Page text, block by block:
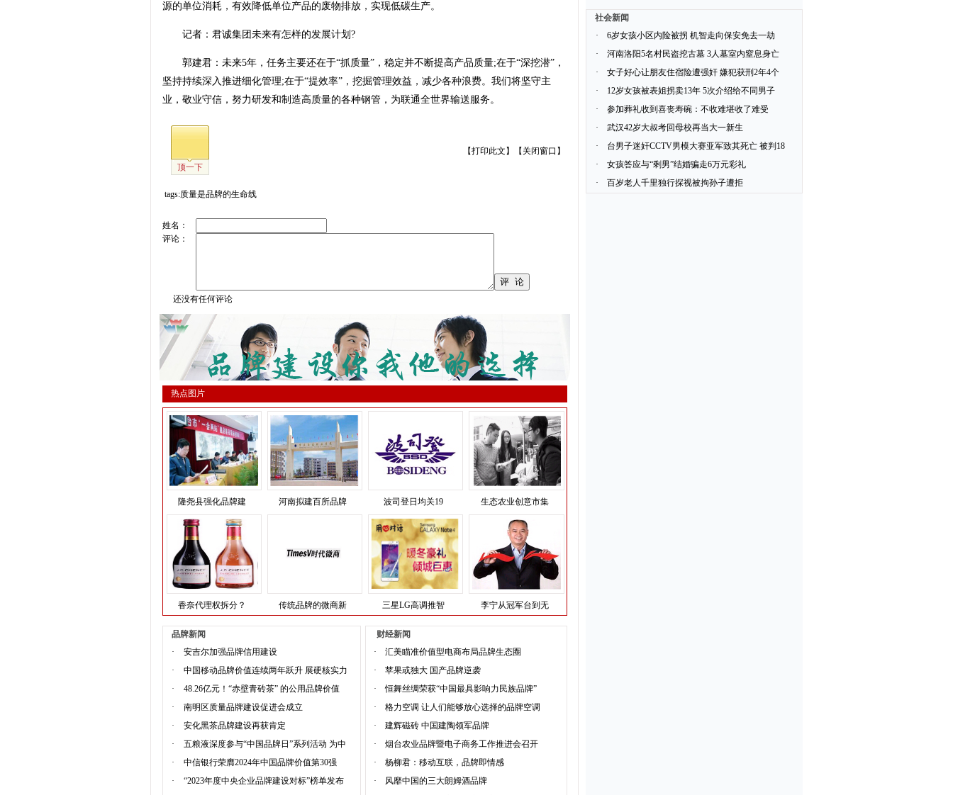
源的单位消耗，有效降低单位产品的废物排放，实现低碳生产。
记者：君诚集团未来有怎样的发展计划?
郭建君：未来5年，任务主要还在于“抓质量”，稳定并不断提高产品质量;在于“深挖潜”，
坚持持续深入推进细化管理;在于“提效率”，挖掘管理效益，减少各种浪费。我们将坚守主
业，敬业守信，努力研发和制造高质量的各种钢管，为联通全世界输送服务。
顶一下
【打印此文 】【 关闭窗口 】
tags:质量是品牌的生命线
姓名：
评论：
还没有任何评论
热点图片
隆尧县强化品牌建 河南拟建百所品牌 波司登日均关19 生态农业创意市集
香奈代理权拆分？ 传统品牌的微商新 三星LG高调推智 李宁从冠军台到无
品牌新闻
·
安吉尔加强品牌信用建设
·
中国移动品牌价值连续两年跃升 展硬核实力
·
48.26亿元！“赤壁青砖茶” 的公用品牌价值
·
南明区质量品牌建设促进会成立
·
安化黑茶品牌建设再获肯定
·
五粮液深度参与“中国品牌日”系列活动 为中
·
中信银行荣膺2024年中国品牌价值第30强
·
“2023年度中央企业品牌建设对标”榜单发布
财经新闻
·
汇美瞄准价值型电商布局品牌生态圈
·
苹果或独大 国产品牌逆袭
·
恒舞丝绸荣获“中国最具影响力民族品牌”
·
格力空调 让人们能够放心选择的品牌空调
·
建辉磁砖 中国建陶领军品牌
·
烟台农业品牌暨电子商务工作推进会召开
·
杨柳君：移动互联，品牌即情感
·
风靡中国的三大朗姆酒品牌
社会新闻
·
6岁女孩小区内险被拐 机智走向保安免去一劫
·
河南洛阳5名村民盗挖古墓 3人墓室内窒息身亡
·
女子好心让朋友住宿险遭强奸 嫌犯获刑2年4个
·
12岁女孩被表姐拐卖13年 5次介绍给不同男子
·
参加葬礼收到喜丧寿碗：不收难堪收了难受
·
武汉42岁大叔考回母校再当大一新生
·
台男子迷奸CCTV男模大赛亚军致其死亡 被判18
·
女孩答应与“剩男”结婚骗走6万元彩礼
·
百岁老人千里独行探视被拘孙子遭拒